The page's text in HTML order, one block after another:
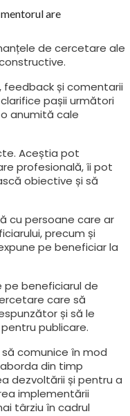
are
de cercetare ale
și comentarii
pașii următori
anumită cale
Aceștia pot
profesională, îi pot
obiective și să
cu persoane care ar
precum și
pe beneficiar la
pe beneficiarul de
care să
și să le
publicare.
comunice în mod
din timp
dezvoltării și pentru a
implementării
târziu în cadrul